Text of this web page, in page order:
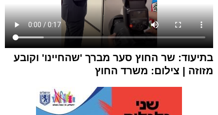
בתיעוד: שר החוץ סער מברך 'שהחיינו' וקובע
מזוזה | צילום: משרד החוץ